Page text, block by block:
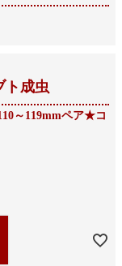
ト成虫
～119mmペア★コ